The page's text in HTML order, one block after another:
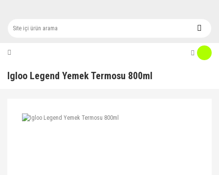
Igloo Legend Yemek Termosu 800ml